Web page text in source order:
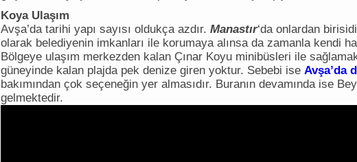
Koya Ulaşım
Avşa’da tarihi yapı sayısı oldukça azdır. Manastır‘da onlardan
olarak belediyenin imkanları ile korumaya alınsa da zamanla kendi
Bölgeye ulaşım merkezden kalan Çınar Koyu minibüsleri ile
güneyinde kalan plajda pek denize giren yoktur. Sebebi ise Avşa’da
bakımından çok seçeneğin yer almasıdır. Buranın devamında ise
gelmektedir.